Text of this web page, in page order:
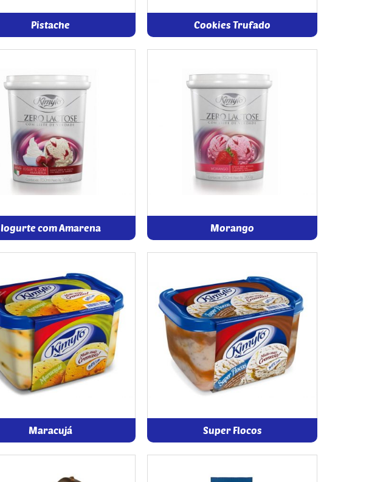
Pistache Cookies Trufado
Iogurte com Amarena Morango
Maracujá Super Flocos